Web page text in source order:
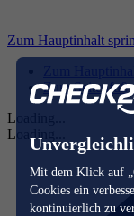
Mit dem Klick auf
Cookies ein
kontinuierlich zu
Zum Hauptinhalt
Zum
Zum Seitenfuß
Loading...
Loading...